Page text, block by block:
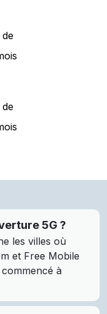
5G ?
les villes où
et Free Mobile
à